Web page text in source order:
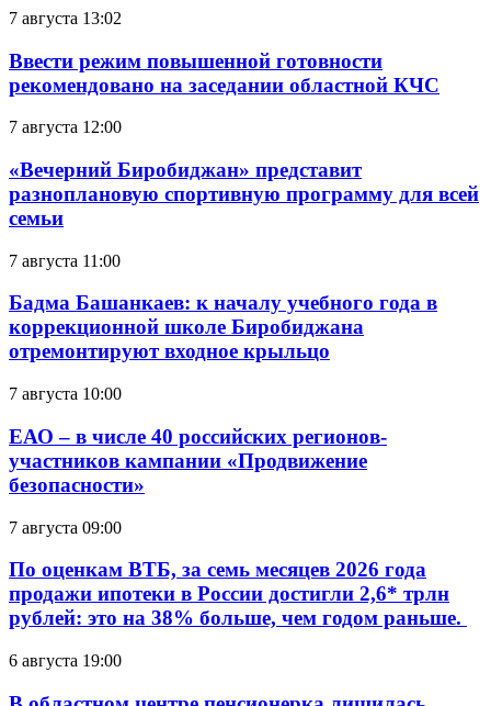
7 августа 13:02
Ввести режим повышенной готовности
рекомендовано на заседании областной КЧС
7 августа 12:00
«Вечерний Биробиджан» представит
разноплановую спортивную программу для всей
семьи
7 августа 11:00
Бадма Башанкаев: к началу учебного года в
коррекционной школе Биробиджана
отремонтируют входное крыльцо
7 августа 10:00
ЕАО – в числе 40 российских регионов-
участников кампании «Продвижение
безопасности»
7 августа 09:00
По оценкам ВТБ, за семь месяцев 2026 года
продажи ипотеки в России достигли 2,6* трлн
рублей: это на 38% больше, чем годом раньше.
6 августа 19:00